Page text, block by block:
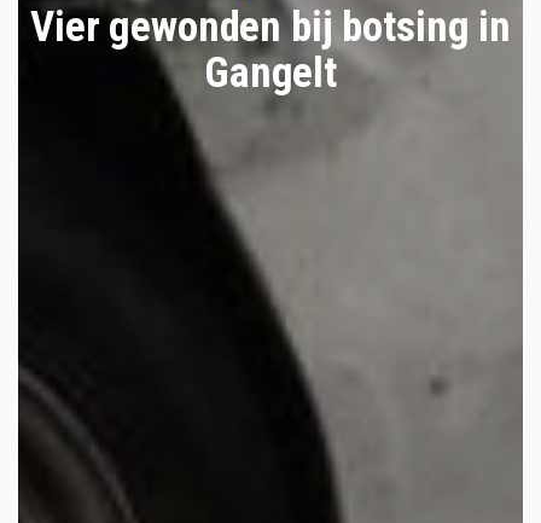
Vier gewonden bij botsing in
Gangelt